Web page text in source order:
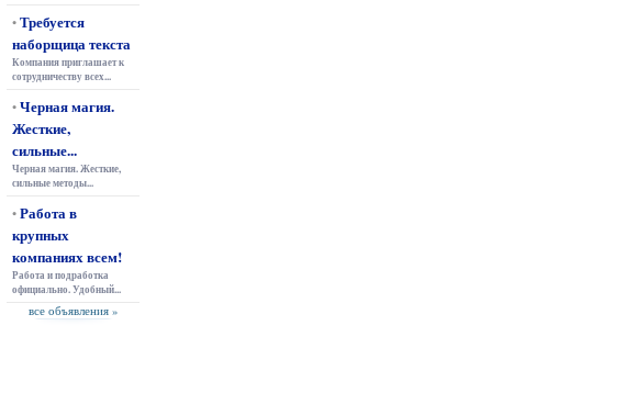
•Требуется
наборщица текста
Компания приглашает к
сотрудничеству всех...
•Черная магия.
Жесткие,
сильные...
Черная магия. Жесткие,
сильные методы...
•Работа в
крупных
компаниях всем!
Работа и подработка
официально. Удобный...
все объявления »